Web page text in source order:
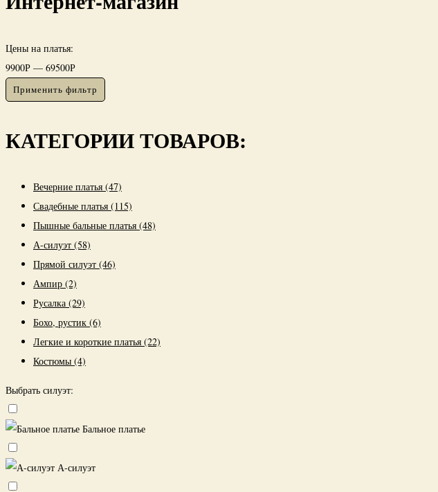
Цены на платья:
9900Р — 69500Р
Применить фильтр
КАТЕГОРИИ ТОВАРОВ:
Вечерние платья (47)
Свадебные платья (115)
Пышные бальные платья (48)
А-силуэт (58)
Прямой силуэт (46)
Ампир (2)
Русалка (29)
Бохо, рустик (6)
Легкие и короткие платья (22)
Костюмы (4)
Выбрать силуэт:
Бальное платье
А-силуэт